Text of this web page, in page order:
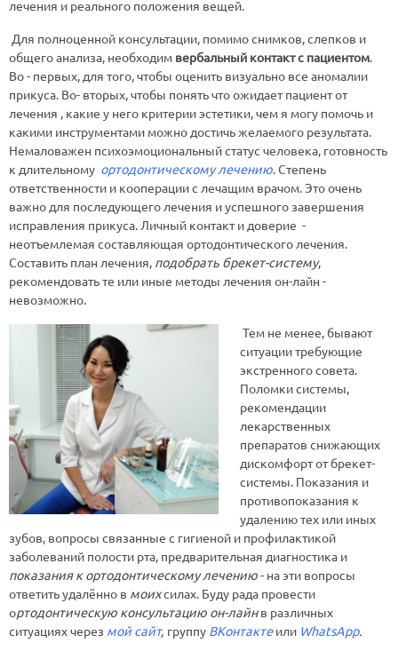
лечения и реального положения вещей.
Для полноценной консультации, помимо снимков, слепков и
общего анализа, необходим вербальный контакт с пациентом.
Во - первых, для того, чтобы оценить визуально все аномалии
прикуса. Во- вторых, чтобы понять что ожидает пациент от
лечения , какие у него критерии эстетики, чем я могу помочь и
какими инструментами можно достичь желаемого результата.
Немаловажен психоэмоциональный статус человека, готовность
к длительному ортодонтическому лечению. Степень
ответственности и кооперации с лечащим врачом. Это очень
важно для последующего лечения и успешного завершения
исправления прикуса. Личный контакт и доверие -
неотъемлемая составляющая ортодонтического лечения.
Составить план лечения, подобрать брекет-систему,
рекомендовать те или иные методы лечения он-лайн -
невозможно.
Тем не менее, бывают
ситуации требующие
экстренного совета.
Поломки системы,
рекомендации
лекарственных
препаратов снижающих
дискомфорт от брекет-
системы. Показания и
противопоказания к
удалению тех или иных
зубов, вопросы связанные с гигиеной и профилактикой
заболеваний полости рта, предварительная диагностика и
показания к ортодонтическому лечению- на эти вопросы
ответить удалённо в моихсилах. Буду рада провести
ортодонтическую консультацию он-лайнв различных
ситуациях через мой сайт, группу ВKонтактеили WhatsApp.